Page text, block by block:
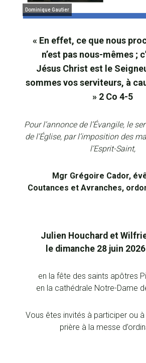
Dominique Gautier
« En effet, ce que nous
n’est pas nous-mêmes ;
Jésus Christ est le
sommes vos serviteurs, à
» 2 Co 4-5
Pour l’annonce de l’Évangile, le
de l’Église, par l’imposition des
l’Esprit-Saint,
Mgr Grégoire Cador,
Coutances et Avranches,
Julien Houchard et
le dimanche 28 juin
en la fête des saints apôtres
en la cathédrale Notre-Dame
Vous êtes invités à participer ou
prière à la messe